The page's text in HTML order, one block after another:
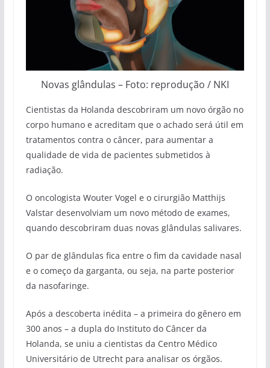
Novas glândulas – Foto: reprodução / NKI
Cientistas da Holanda descobriram um novo órgão no
corpo humano e acreditam que o achado será útil em
tratamentos contra o câncer, para aumentar a
qualidade de vida de pacientes submetidos à
radiação.
O oncologista Wouter Vogel e o cirurgião Matthijs
Valstar desenvolviam um novo método de exames,
quando descobriram duas novas glândulas salivares.
O par de glândulas fica entre o fim da cavidade nasal
e o começo da garganta, ou seja, na parte posterior
da nasofaringe.
Após a descoberta inédita – a primeira do gênero em
300 anos – a dupla do Instituto do Câncer da
Holanda, se uniu a cientistas da Centro Médico
Universitário de Utrecht para analisar os órgãos.